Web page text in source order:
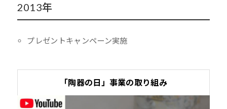
2013年
プレゼントキャンペーン実施
「陶器の日」事業の取り組み